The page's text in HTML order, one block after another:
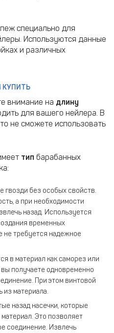
специально для
Используются данные
и различных
КУПИТЬ
внимание на длину
для вашего нейлера. В
не сможете использовать
тип барабанных
гвозди без особых свойств.
а при необходимости
назад. Используется
временных
не требуется надежное
в материал как саморез или
получаете одновременно
При этом винтовой
из материала.
назад насечки, которые
Это позволяет
соединение. Извлечь